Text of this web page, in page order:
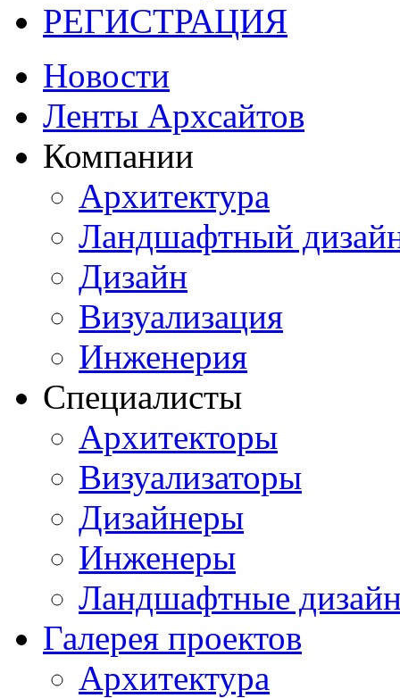
РЕГИСТРАЦИЯ
Новости
Ленты Архсайтов
Компании
Архитектура
Ландшафтный
Дизайн
Визуализация
Инженерия
Специалисты
Архитекторы
Визуализаторы
Дизайнеры
Инженеры
Ландшафтные
Галерея проектов
Архитектура